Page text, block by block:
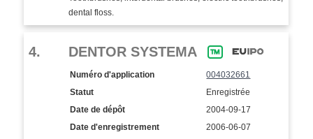
dental floss.
4. DENTOR SYSTEMA
Numéro d'application
004032661
Statut
Enregistrée
Date de dépôt
2004-09-17
Date d'enregistrement
2006-06-07